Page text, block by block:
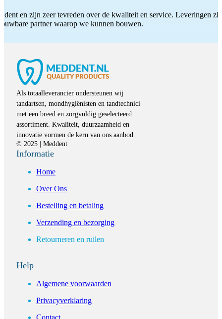
en zijn zeer tevreden over de kwaliteit en service. Leveringen
partner waarop we kunnen bouwen.
Als totaalleverancier ondersteunen wij
tandartsen, mondhygiënisten en tandtechnici
met een breed en zorgvuldig geselecteerd
assortiment. Kwaliteit, duurzaamheid en
innovatie vormen de kern van ons aanbod.
© 2025 | Meddent
Informatie
Home
Over Ons
Bestelling en betaling
Verzending en bezorging
Retourneren en ruilen
Help
Algemene voorwaarden
Privacyverklaring
Contact